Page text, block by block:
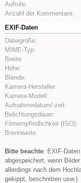
Aufrufe:
Anzahl der Kommentare:
EXIF-Daten
Dateigröße:
MIME-Typ:
Breite:
Höhe:
Blende:
Kamera-Hersteller:
Kamera-Modell:
Aufnahmedatum/-zeit:
Belichtungsdauer:
Filmempfindlichkeit (ISO):
Brennweite:
Bitte beachte: EXIF-
abgespeichert, wenn
allerdings nach dem
gekippt, beschnitten usw.)